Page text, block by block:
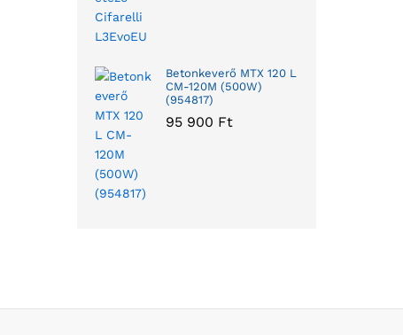
Betonkeverő MTX 120 L
CM-120M (500W)
(954817)
95 900 Ft